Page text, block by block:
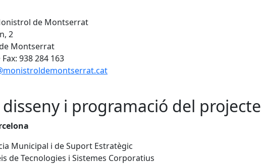
de Montserrat
2
Montserrat
Fax: 938 284 163
disseny i programació del projecte
Municipal i de Suport Estratègic
de Tecnologies i Sistemes Corporatius